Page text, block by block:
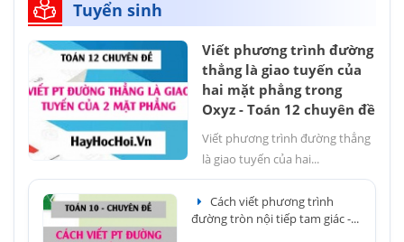
Tuyển sinh
Viết phương trình đường
thẳng là giao tuyến của
hai mặt phẳng trong
Oxyz - Toán 12 chuyên đề
Viết phương trình đường thẳng
là giao tuyến của hai...
Cách viết phương trình
đường tròn nội tiếp tam giác -...